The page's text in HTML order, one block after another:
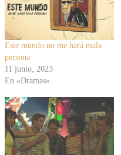
Este mundo no me hará mala
persona
11 junio, 2023
En «Dramas»